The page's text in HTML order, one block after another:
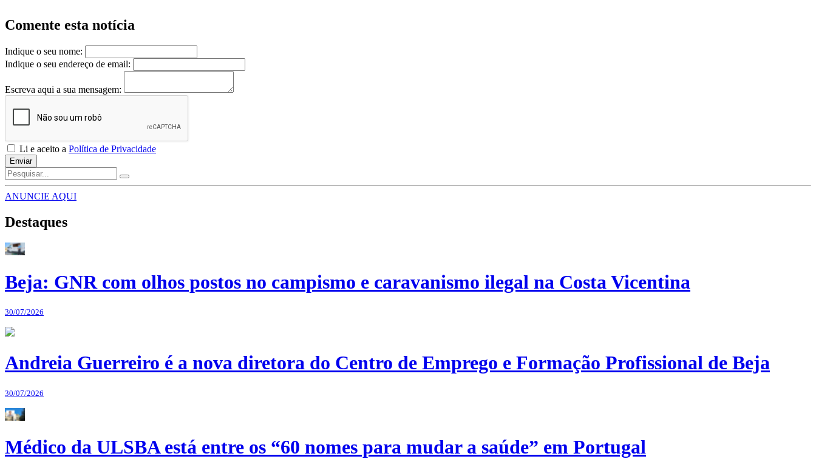
Comente esta notícia
Indique o seu nome:
Indique o seu endereço de email:
Escreva aqui a sua mensagem:
Li e aceito a Política de Privacidade
Enviar
ANUNCIE AQUI
Destaques
Beja: GNR com olhos postos no campismo e caravanismo ilegal na Costa Vicentina
30/07/2026
Andreia Guerreiro é a nova diretora do Centro de Emprego e Formação Profissional de Beja
30/07/2026
Médico da ULSBA está entre os “60 nomes para mudar a saúde” em Portugal